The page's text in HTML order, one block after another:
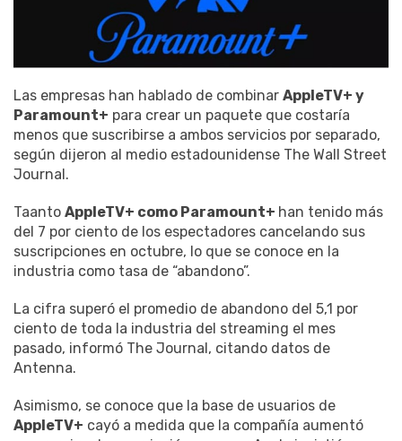
Las empresas han hablado de combinar AppleTV+ y
Paramount+ para crear un paquete que costaría
menos que suscribirse a ambos servicios por separado,
según dijeron al medio estadounidense The Wall Street
Journal.
Taanto AppleTV+ como Paramount+ han tenido más
del 7 por ciento de los espectadores cancelando sus
suscripciones en octubre, lo que se conoce en la
industria como tasa de “abandono”.
La cifra superó el promedio de abandono del 5,1 por
ciento de toda la industria del streaming el mes
pasado, informó The Journal, citando datos de
Antenna.
Asimismo, se conoce que la base de usuarios de
AppleTV+ cayó a medida que la compañía aumentó